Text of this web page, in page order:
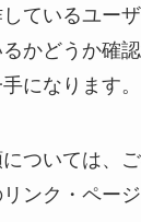
ているユー
かどうか確
になります。
ついては、
ンク・ペー